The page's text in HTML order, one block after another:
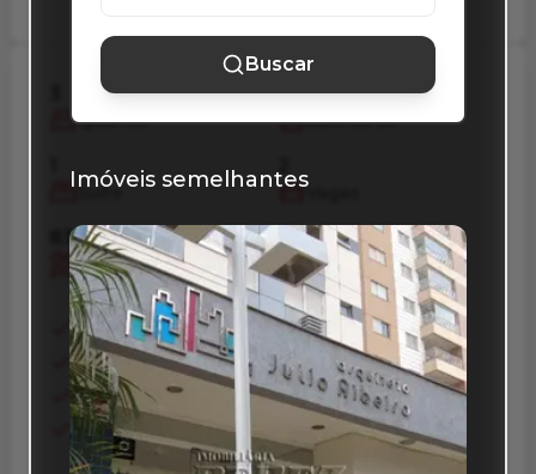
Buscar
Imóveis semelhantes
Quartos
2
Banheiros
Suíte Vagas
83 m²
Privativos
96 m²
Total
Ar Condicionado
Area Servico
Armario Embutido
Banheiro Social
Churrasqueira
Cozinha
Cozinha Planejada
Dormitorio Com
Armario